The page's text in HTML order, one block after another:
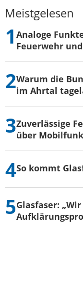
Meistgelesen
Analoge
Feuerwehr
Warum die
im Ahrtal
Zuverlässige
über Mobilfunk
So kommt
Glasfaser: